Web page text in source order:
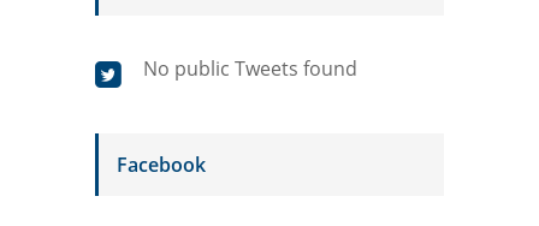
No public Tweets found
Facebook